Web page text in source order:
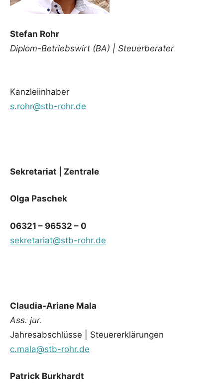
Stefan Rohr
Diplom-Betriebswirt (BA) | Steuerberater
Kanzleiinhaber
s.rohr@stb-rohr.de
Sekretariat | Zentrale
Olga Paschek
06321 – 96532 – 0
sekretariat@stb-rohr.de
Claudia-Ariane Mala
Ass. jur.
Jahresabschlüsse | Steuererklärungen
c.mala@stb-rohr.de
Patrick Burkhardt